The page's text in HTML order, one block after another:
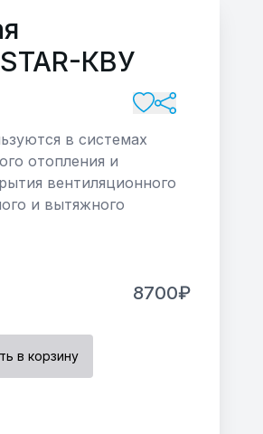
КВУ
в системах
отопления и
вентиляционного
и вытяжного
8700₽
в корзину